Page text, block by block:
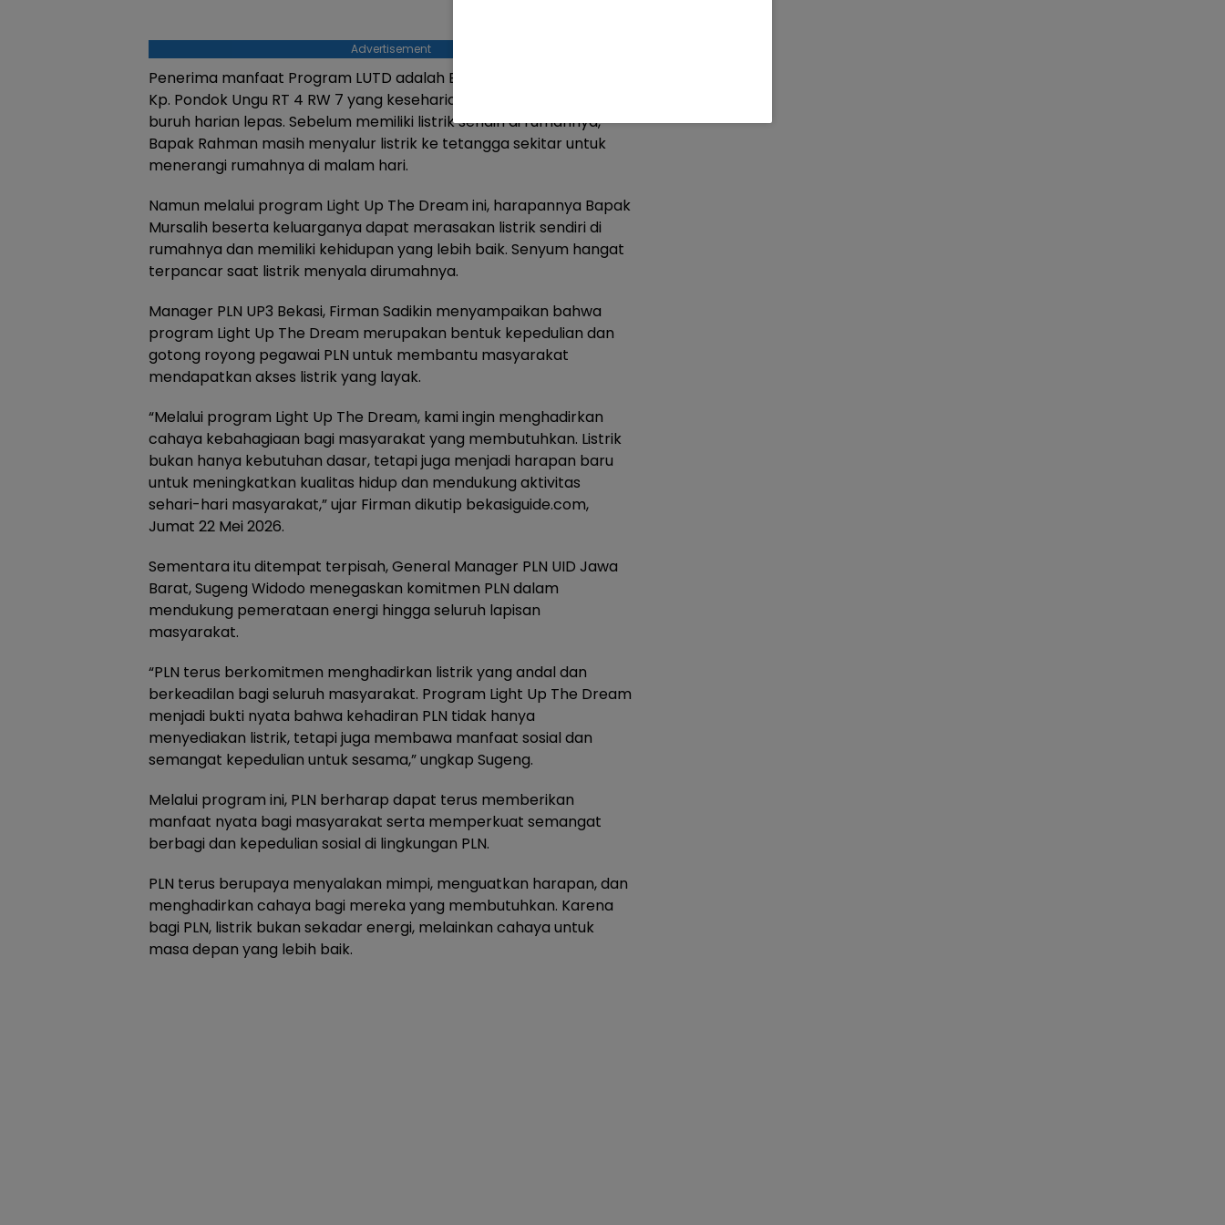
Advertisement
Penerima manfaat Program LUTD adalah Bapak Mursalih, warga
Kp. Pondok Ungu RT 4 RW 7 yang kesehariannya bekerja sebagai
buruh harian lepas. Sebelum memiliki listrik sendiri di rumahnya,
Bapak Rahman masih menyalur listrik ke tetangga sekitar untuk
menerangi rumahnya di malam hari.
Namun melalui program Light Up The Dream ini, harapannya Bapak
Mursalih beserta keluarganya dapat merasakan listrik sendiri di
rumahnya dan memiliki kehidupan yang lebih baik. Senyum hangat
terpancar saat listrik menyala dirumahnya.
Manager PLN UP3 Bekasi, Firman Sadikin menyampaikan bahwa
program Light Up The Dream merupakan bentuk kepedulian dan
gotong royong pegawai PLN untuk membantu masyarakat
mendapatkan akses listrik yang layak.
“Melalui program Light Up The Dream, kami ingin menghadirkan
cahaya kebahagiaan bagi masyarakat yang membutuhkan. Listrik
bukan hanya kebutuhan dasar, tetapi juga menjadi harapan baru
untuk meningkatkan kualitas hidup dan mendukung aktivitas
sehari-hari masyarakat,” ujar Firman dikutip bekasiguide.com,
Jumat 22 Mei 2026.
Sementara itu ditempat terpisah, General Manager PLN UID Jawa
Barat, Sugeng Widodo menegaskan komitmen PLN dalam
mendukung pemerataan energi hingga seluruh lapisan
masyarakat.
“PLN terus berkomitmen menghadirkan listrik yang andal dan
berkeadilan bagi seluruh masyarakat. Program Light Up The Dream
menjadi bukti nyata bahwa kehadiran PLN tidak hanya
menyediakan listrik, tetapi juga membawa manfaat sosial dan
semangat kepedulian untuk sesama,” ungkap Sugeng.
Melalui program ini, PLN berharap dapat terus memberikan
manfaat nyata bagi masyarakat serta memperkuat semangat
berbagi dan kepedulian sosial di lingkungan PLN.
PLN terus berupaya menyalakan mimpi, menguatkan harapan, dan
menghadirkan cahaya bagi mereka yang membutuhkan. Karena
bagi PLN, listrik bukan sekadar energi, melainkan cahaya untuk
masa depan yang lebih baik.